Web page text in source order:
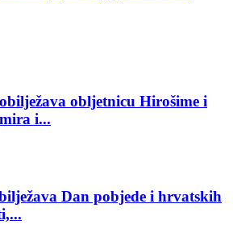
obljetnicu Hirošime i
i...
Dan pobjede i hrvatskih